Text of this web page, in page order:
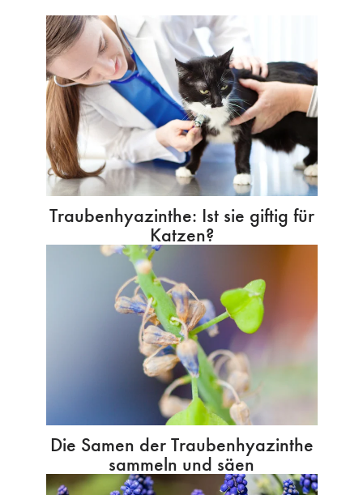
Traubenhyazinthe: Ist sie giftig für
Katzen?
Die Samen der Traubenhyazinthe
sammeln und säen